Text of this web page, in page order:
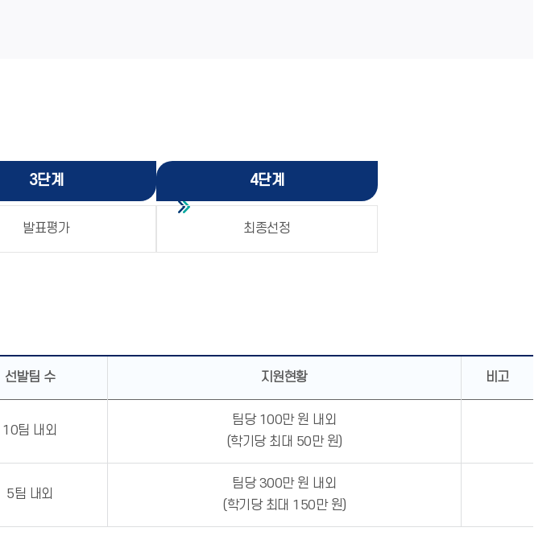
3단계
발표평가
4단계
최종선정
선발팀 수 지원현황 비고
10팀 내외
팀당 100만 원 내외
(학기당 최대 50만 원)
5팀 내외
팀당 300만 원 내외
(학기당 최대 150만 원)